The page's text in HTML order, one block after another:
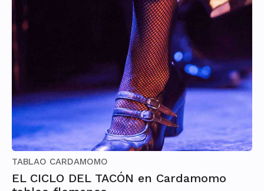
TABLAO CARDAMOMO
EL CICLO DEL TACÓN en Cardamomo